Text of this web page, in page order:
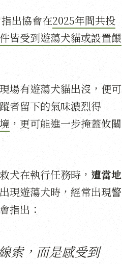
出協會在2025年間共投
皆受到遊蕩犬貓或設置餵
現場有遊蕩犬貓出沒，便可
者留下的氣味濃烈得
，更可能進一步掩蓋攸關
犬在執行任務時， 遭當地
現遊蕩犬時，經常出現警
指出：
索，而是感受到